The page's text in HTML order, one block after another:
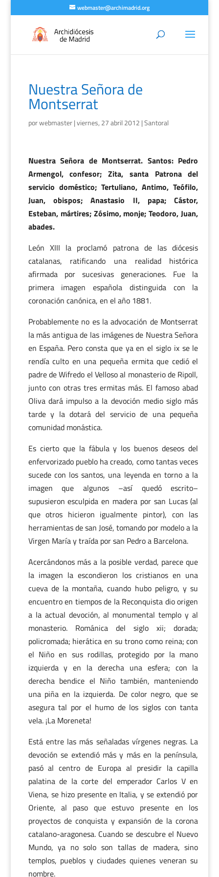
webmaster@archimadrid.org
Nuestra Señora de
Montserrat
porwebmaster|viernes, 27 abril 2012 |Santoral
Nuestra Señora de Montserrat. Santos: Pedro
Armengol, confesor; Zita, santa Patrona del
servicio doméstico; Tertuliano, Antimo, Teófilo,
Juan, obispos; Anastasio II, papa; Cástor,
Esteban, mártires; Zósimo, monje; Teodoro, Juan,
abades.
León XIII la proclamó patrona de las diócesis
catalanas, ratificando una realidad histórica
afirmada por sucesivas generaciones. Fue la
primera imagen española distinguida con la
coronación canónica, en el año 1881.
Probablemente no es la advocación de Montserrat
la más antigua de las imágenes de Nuestra Señora
en España. Pero consta que ya en el siglo ix se le
rendía culto en una pequeña ermita que cedió el
padre de Wifredo el Velloso al monasterio de Ripoll,
junto con otras tres ermitas más. El famoso abad
Oliva dará impulso a la devoción medio siglo más
tarde y la dotará del servicio de una pequeña
comunidad monástica.
Es cierto que la fábula y los buenos deseos del
enfervorizado pueblo ha creado, como tantas veces
sucede con los santos, una leyenda en torno a la
imagen que algunos –así quedó escrito–
supusieron esculpida en madera por san Lucas (al
que otros hicieron igualmente pintor), con las
herramientas de san José, tomando por modelo a la
Virgen María y traída por san Pedro a Barcelona.
Acercándonos más a la posible verdad, parece que
la imagen la escondieron los cristianos en una
cueva de la montaña, cuando hubo peligro, y su
encuentro en tiempos de la Reconquista dio origen
a la actual devoción, al monumental templo y al
monasterio. Románica del siglo xii; dorada;
policromada; hierática en su trono como reina; con
el Niño en sus rodillas, protegido por la mano
izquierda y en la derecha una esfera; con la
derecha bendice el Niño también, manteniendo
una piña en la izquierda. De color negro, que se
asegura tal por el humo de los siglos con tanta
vela. ¡La Moreneta!
Está entre las más señaladas vírgenes negras. La
devoción se extendió más y más en la península,
pasó al centro de Europa al presidir la capilla
palatina de la corte del emperador Carlos V en
Viena, se hizo presente en Italia, y se extendió por
Oriente, al paso que estuvo presente en los
proyectos de conquista y expansión de la corona
catalano-aragonesa. Cuando se descubre el Nuevo
Mundo, ya no solo son tallas de madera, sino
templos, pueblos y ciudades quienes veneran su
nombre.